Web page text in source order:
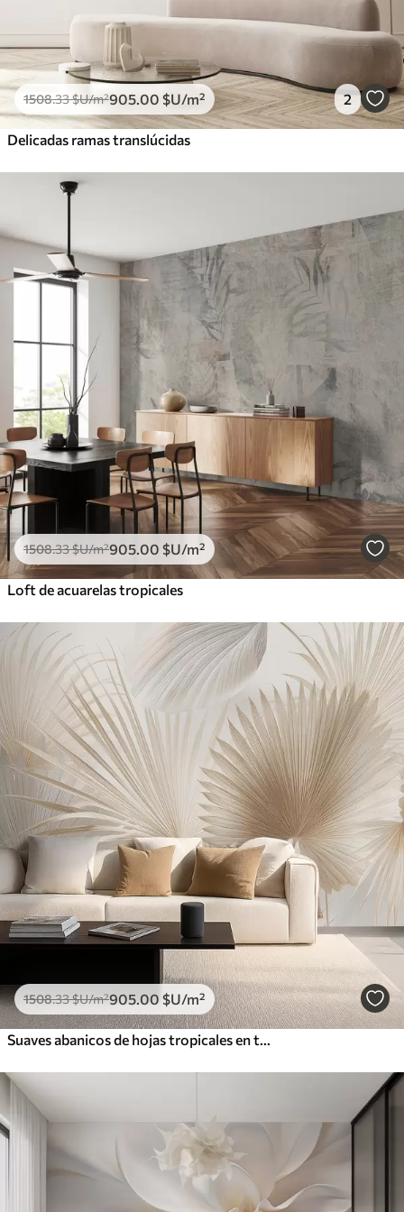
1508.33$U/m²905 .00 $U/m² 2
Delicadas ramas translúcidas
1508.33$U/m²905 .00 $U/m²
Loft de acuarelas tropicales
1508.33$U/m²905 .00 $U/m²